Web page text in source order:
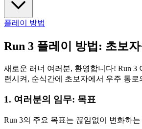
플레이 방법
Run 3 플레이 방법: 초보
새로운 러너 여러분, 환영합니다! Run
련시켜, 순식간에 초보자에서 우주 통
1. 여러분의 임무: 목표
Run 3의 주요 목표는 끊임없이 변화하